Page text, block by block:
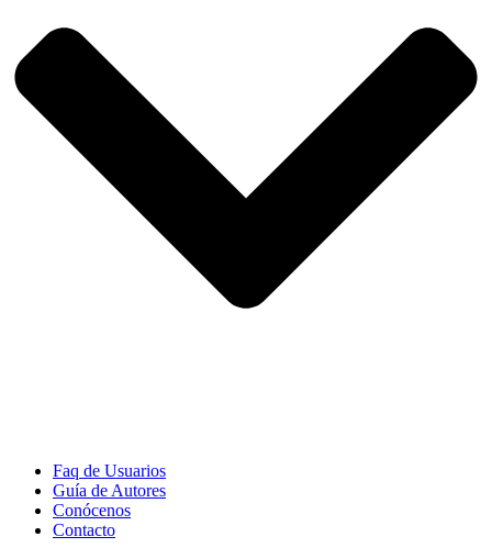
Faq de Usuarios
Guía de Autores
Conócenos
Contacto